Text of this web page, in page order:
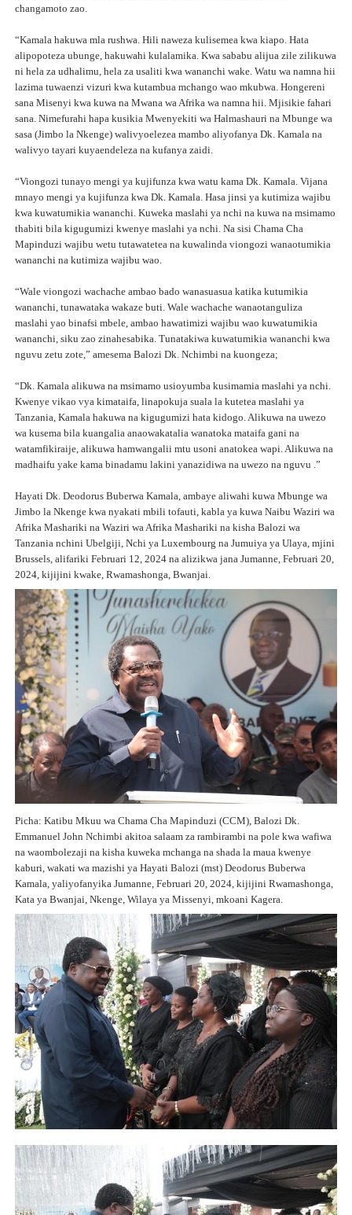
changamoto zao.
“Kamala hakuwa mla rushwa. Hili naweza kulisemea kwa kiapo. Hata
alipopoteza ubunge, hakuwahi kulalamika. Kwa sababu alijua zile zilikuwa
ni hela za udhalimu, hela za usaliti kwa wananchi wake. Watu wa namna hii
lazima tuwaenzi vizuri kwa kutambua mchango wao mkubwa. Hongereni
sana Misenyi kwa kuwa na Mwana wa Afrika wa namna hii. Mjisikie fahari
sana. Nimefurahi hapa kusikia Mwenyekiti wa Halmashauri na Mbunge wa
sasa (Jimbo la Nkenge) walivyoelezea mambo aliyofanya Dk. Kamala na
walivyo tayari kuyaendeleza na kufanya zaidi.
“Viongozi tunayo mengi ya kujifunza kwa watu kama Dk. Kamala. Vijana
mnayo mengi ya kujifunza kwa Dk. Kamala. Hasa jinsi ya kutimiza wajibu
kwa kuwatumikia wananchi. Kuweka maslahi ya nchi na kuwa na msimamo
thabiti bila kigugumizi kwenye maslahi ya nchi. Na sisi Chama Cha
Mapinduzi wajibu wetu tutawatetea na kuwalinda viongozi wanaotumikia
wananchi na kutimiza wajibu wao.
“Wale viongozi wachache ambao bado wanasuasua katika kutumikia
wananchi, tunawataka wakaze buti. Wale wachache wanaotanguliza
maslahi yao binafsi mbele, ambao hawatimizi wajibu wao kuwatumikia
wananchi, siku zao zinahesabika. Tunatakiwa kuwatumikia wananchi kwa
nguvu zetu zote,” amesema Balozi Dk. Nchimbi na kuongeza;
“Dk. Kamala alikuwa na msimamo usioyumba kusimamia maslahi ya nchi.
Kwenye vikao vya kimataifa, linapokuja suala la kutetea maslahi ya
Tanzania, Kamala hakuwa na kigugumizi hata kidogo. Alikuwa na uwezo
wa kusema bila kuangalia anaowakatalia wanatoka mataifa gani na
watamfikiraije, alikuwa hamwangalii mtu usoni anatokea wapi. Alikuwa na
madhaifu yake kama binadamu lakini yanazidiwa na uwezo na nguvu .”
Hayati Dk. Deodorus Buberwa Kamala, ambaye aliwahi kuwa Mbunge wa
Jimbo la Nkenge kwa nyakati mbili tofauti, kabla ya kuwa Naibu Waziri wa
Afrika Mashariki na Waziri wa Afrika Mashariki na kisha Balozi wa
Tanzania nchini Ubelgiji, Nchi ya Luxembourg na Jumuiya ya Ulaya, mjini
Brussels, alifariki Februari 12, 2024 na alizikwa jana Jumanne, Februari 20,
2024, kijijini kwake, Rwamashonga, Bwanjai.
Picha: Katibu Mkuu wa Chama Cha Mapinduzi (CCM), Balozi Dk.
Emmanuel John Nchimbi akitoa salaam za rambirambi na pole kwa wafiwa
na waombolezaji na kisha kuweka mchanga na shada la maua kwenye
kaburi, wakati wa mazishi ya Hayati Balozi (mst) Deodorus Buberwa
Kamala, yaliyofanyika Jumanne, Februari 20, 2024, kijijini Rwamashonga,
Kata ya Bwanjai, Nkenge, Wilaya ya Missenyi, mkoani Kagera.